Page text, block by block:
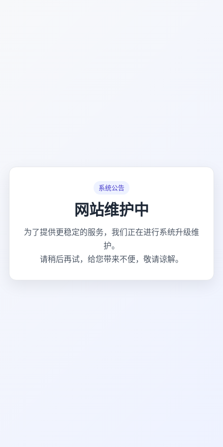
系统公告
网站维护中
为了提供更稳定的服务，我们正在进行系统升级维
护。
请稍后再试，给您带来不便，敬请谅解。